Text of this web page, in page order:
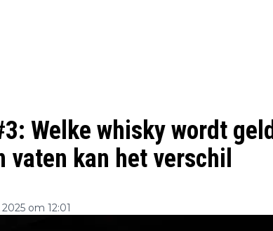
Welke whisky wordt geld
vaten kan het verschil
om 12:01